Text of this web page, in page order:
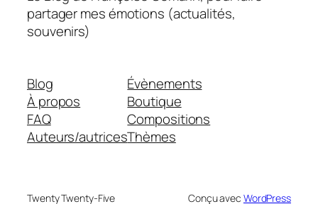
partager mes émotions (actualités,
souvenirs)
Blog
À propos
FAQ
Auteurs/autrices
Évènements
Boutique
Compositions
Thèmes
Twenty Twenty-Five Conçu avec WordPress